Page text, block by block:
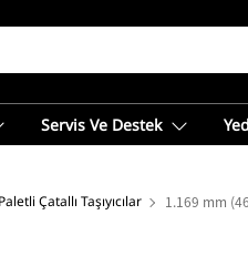
Servis Ve Destek
Paletli Çatallı Taşıyıcılar 1.169 mm